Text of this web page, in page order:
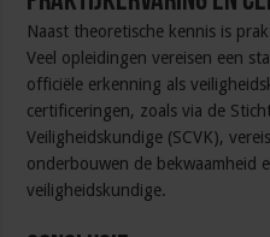
Naast theoretische kennis is
Veel opleidingen vereisen een
officiële erkenning als
certificeringen, zoals via de
Veiligheidskundige (SCVK),
onderbouwen de bekwaamheid
veiligheidskundige.